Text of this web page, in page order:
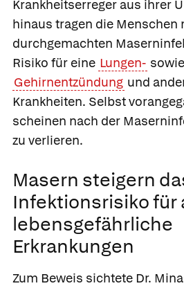
Krankheitserreger aus ihrer
hinaus tragen die Menschen
durchgemachten
Risiko für eine Lungen- sowie
Gehirnentzündung und
Krankheiten. Selbst
scheinen nach der
zu verlieren.
Masern steigern
Infektionsrisiko für
lebensgefährliche
Erkrankungen
Zum Beweis sichtete Dr.